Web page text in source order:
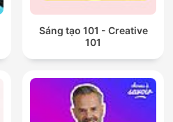
Sáng tạo 101 - Creative
101